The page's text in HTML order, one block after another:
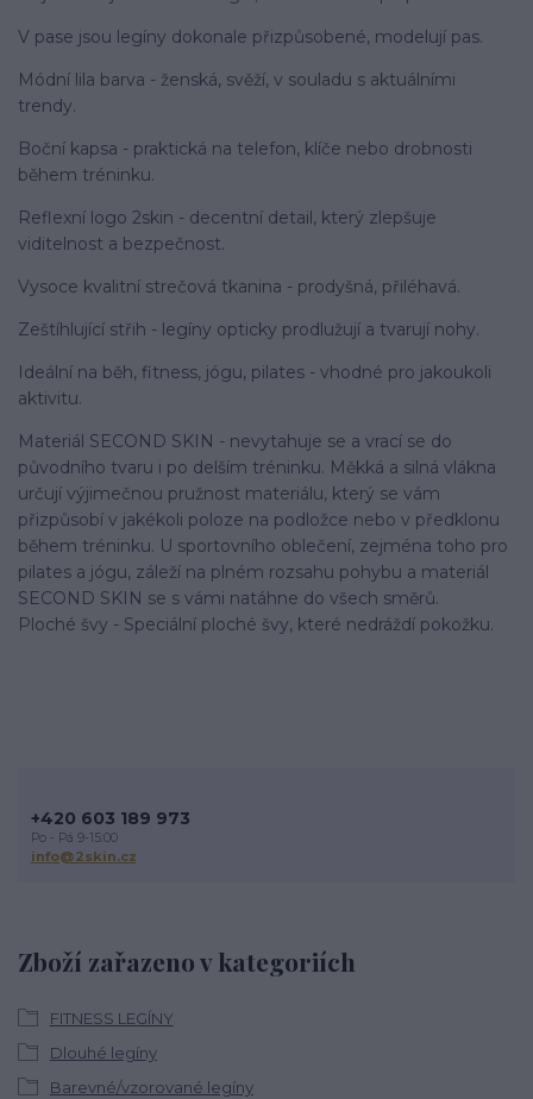
V pase jsou legíny dokonale přizpůsobené, modelují pas.
Módní lila barva - ženská, svěží, v souladu s aktuálními
trendy.
Boční kapsa - praktická na telefon, klíče nebo drobnosti
během tréninku.
Reflexní logo 2skin - decentní detail, který zlepšuje
viditelnost a bezpečnost.
Vysoce kvalitní strečová tkanina - prodyšná, přiléhavá.
Zeštíhlující střih - legíny opticky prodlužují a tvarují nohy.
Ideální na běh, fitness, jógu, pilates - vhodné pro jakoukoli
aktivitu.
Materiál SECOND SKIN - nevytahuje se a vrací se do
původního tvaru i po delším tréninku. Měkká a silná vlákna
určují výjimečnou pružnost materiálu, který se vám
přizpůsobí v jakékoli poloze na podložce nebo v předklonu
během tréninku. U sportovního oblečení, zejména toho pro
pilates a jógu, záleží na plném rozsahu pohybu a materiál
SECOND SKIN se s vámi natáhne do všech směrů.
Ploché švy - Speciální ploché švy, které nedráždí pokožku.
Zboží zařazeno v kategoriích
FITNESS LEGÍNY
Dlouhé legíny
Barevné/vzorované legíny
+420 603 189 973
Po - Pá 9-15:00
info@2skin.cz